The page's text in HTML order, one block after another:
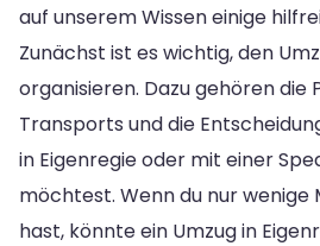
auf unserem Wissen einige
Zunächst ist es wichtig, den
organisieren. Dazu gehören die
Transports und die
in Eigenregie oder mit einer
möchtest. Wenn du nur wenige
hast, könnte ein Umzug in